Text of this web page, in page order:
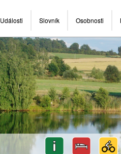
Události Slovník Osobnosti